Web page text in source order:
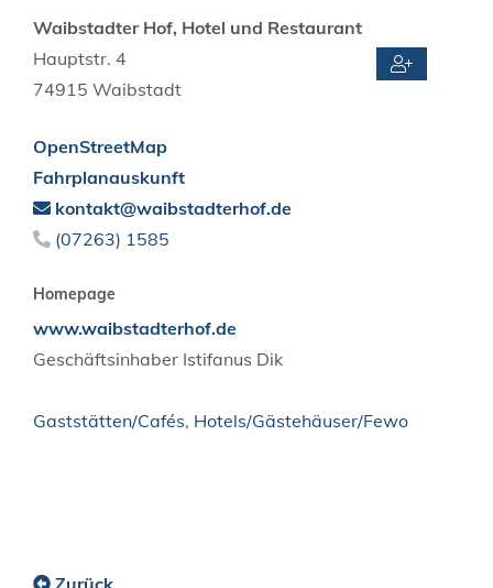
Waibstadter Hof, Hotel und Restaurant
Hauptstr. 4
74915 Waibstadt
OpenStreetMap
Fahrplanauskunft
kontakt@waibstadterhof.de
(07263) 1585
Homepage
www.waibstadterhof.de
Geschäftsinhaber Istifanus Dik
Gaststätten/Cafés, Hotels/Gästehäuser/Fewo
Zurück